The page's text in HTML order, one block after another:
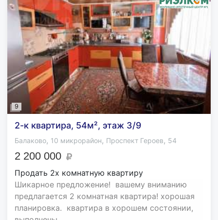
9
2-к квартира, 54м², этаж 3/9
Балаково, 10 микрорайон, Проспект Героев, 54
2 200 000
Продать 2х комнатную квартиру
Шикарное предложение! вашему вниманию
предлагается 2 комнатная квартира! хорошая
планировка. квартира в хорошем состоянии,